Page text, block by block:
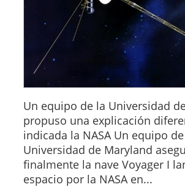
Un equipo de la Universidad
propuso una explicación
indicada la NASA Un equipo
Universidad de Maryland
finalmente la nave Voyager I
espacio por la NASA en...